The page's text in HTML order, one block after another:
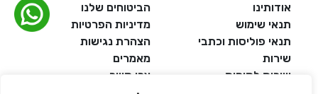
אודותינו
תנאי שימוש
תנאי פוליסות וכתבי
שירות
שירות לקוחות
הביטוחים שלנו
מדיניות הפרטיות
הצהרת נגישות
מאמרים
צרו קשר
טקסט